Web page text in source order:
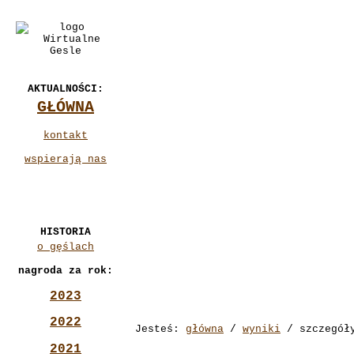
AKTUALNOŚCI:
GŁÓWNA
kontakt
wspierają nas
HISTORIA
o gęślach
nagroda za rok:
2023
2022
2021
Jesteś: główna / wyniki /